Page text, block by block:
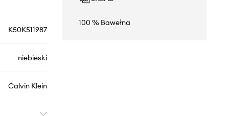
K50K511987
niebieski
Calvin Klein
100 % Bawełna